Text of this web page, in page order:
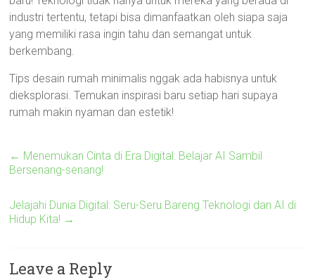
industri tertentu, tetapi bisa dimanfaatkan oleh siapa saja
yang memiliki rasa ingin tahu dan semangat untuk
berkembang.
Tips desain rumah minimalis nggak ada habisnya untuk
dieksplorasi. Temukan inspirasi baru setiap hari supaya
rumah makin nyaman dan estetik!
← Menemukan Cinta di Era Digital: Belajar AI Sambil
Bersenang-senang!
Jelajahi Dunia Digital: Seru-Seru Bareng Teknologi dan AI di
Hidup Kita! →
Leave a Reply